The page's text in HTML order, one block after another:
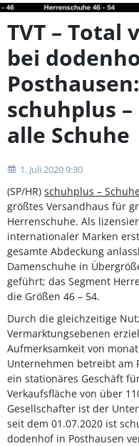
TVT – Total
bei
schuhplus
alle Schuhe
1. Juli 2020 9:30
(SP/HR) schuhplus –
größtes Versandhaus für
Herrenschuhe. Als
internationaler Marken
gesamte Abdeckung
Damenschuhe in
geführt; das Segment
die Größen 46 – 54.
Durch die gleichzeitige
Vermarktungsebenen
Aufmerksamkeit von
Unternehmen betreibt am
ein stationäres Geschäft
Verkaufsfläche von über
Gesellschafter ist der
seit dem 01.07.2020 ist
dodenhof in Posthausen